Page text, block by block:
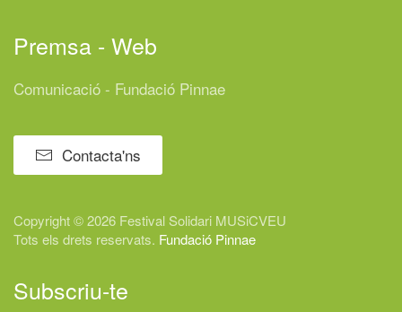
Premsa - Web
Comunicació - Fundació Pinnae
Contacta'ns
Copyright © 2026 Festival Solidari MUSiCVEU
Tots els drets reservats. Fundació Pinnae
Subscriu-te